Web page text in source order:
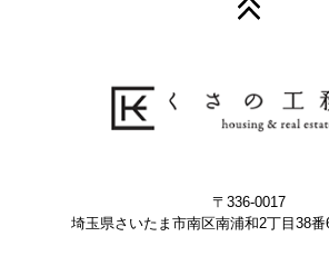
〒336-0017
埼玉県さいたま市南区南浦和2丁目38